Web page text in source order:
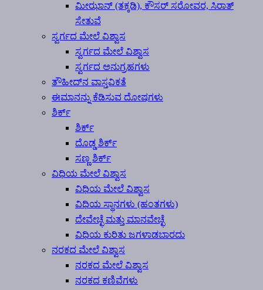
ಮೀಝಾನ್ (ತಕ್ಕಡಿ), ಕೌಸರ್ ಸರೋವರ, ಸಿರಾತ್
ಸೇತುವೆ
ಸ್ವರ್ಗದ ಮೇಲೆ ವಿಶ್ವಾಸ
ಸ್ವರ್ಗದ ಮೇಲೆ ವಿಶ್ವಾಸ
ಸ್ವರ್ಗದ ಅನುಗ್ರಹಗಳು
ತೌಹೀದ್‍ನ ವಾಸ್ತವಿಕತೆ
ಈಮಾನನ್ನು ಕೆಡಿಸುವ ದೋಷಗಳು
ಶಿರ್ಕ್
ಶಿರ್ಕ್
ದೊಡ್ಡ ಶಿರ್ಕ್
ಸಣ್ಣ ಶಿರ್ಕ್
ವಿಧಿಯ ಮೇಲೆ ವಿಶ್ವಾಸ
ವಿಧಿಯ ಮೇಲೆ ವಿಶ್ವಾಸ
ವಿಧಿಯ ಸ್ಥಾನಗಳು (ಹಂತಗಳು)
ದೇವೇಚ್ಛೆ ಮತ್ತು ಮಾನವೇಚ್ಛೆ
ವಿಧಿಯ ಕುರಿತು ಜಗಳಾಡಬಾರದು
ನರಕದ ಮೇಲೆ ವಿಶ್ವಾಸ
ನರಕದ ಮೇಲೆ ವಿಶ್ವಾಸ
ನರಕದ ಕಣಿವೆಗಳು